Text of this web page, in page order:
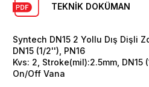
TEKNİK DOKÜMAN
Syntech DN15 2 Yollu Dış Dişli
DN15 (1/2''), PN16
Kvs: 2, Stroke(mil):2.5mm, DN15
On/Off Vana